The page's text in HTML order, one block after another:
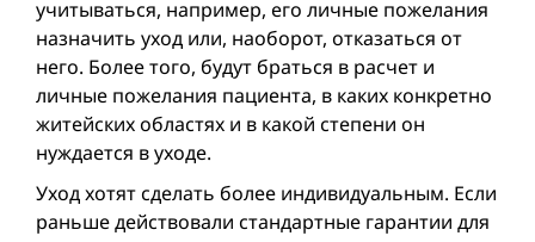
учитываться, например, его личные пожелания
назначить уход или, наоборот, отказаться от
него. Более того, будут браться в расчет и
личные пожелания пациента, в каких конкретно
житейских областях и в какой степени он
нуждается в уходе.
Уход хотят сделать более индивидуальным. Если
раньше действовали стандартные гарантии для